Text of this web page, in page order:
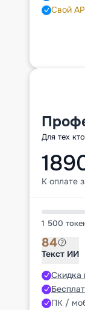
Свой
Для тех
К оплате
1 500
84
Текст ИИ
Скидка
ПК /